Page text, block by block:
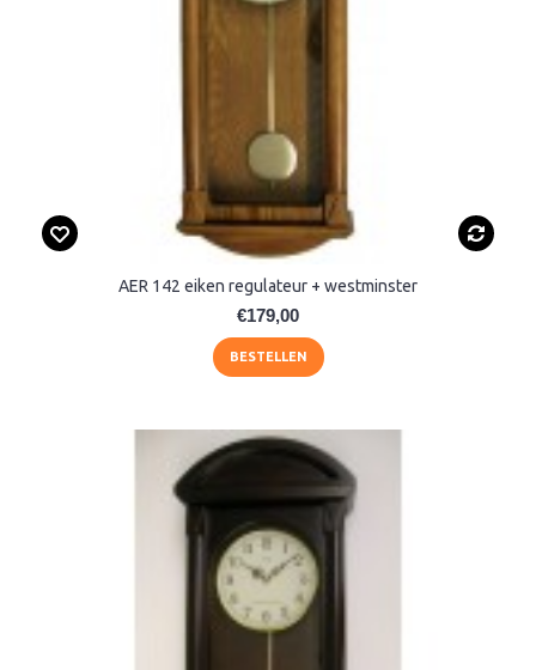
AER 142 eiken regulateur + westminster
€179,00
BESTELLEN